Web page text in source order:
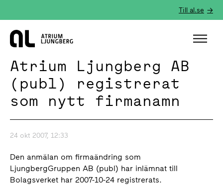
Till al.se
Hem
Atrium Ljungberg AB
(publ) registrerat
som nytt firmanamn
24 okt 2007, 12:33
Den anmälan om firmaändring som
LjungbergGruppen AB (publ) har inlämnat till
Bolagsverket har 2007-10-24 registrerats.